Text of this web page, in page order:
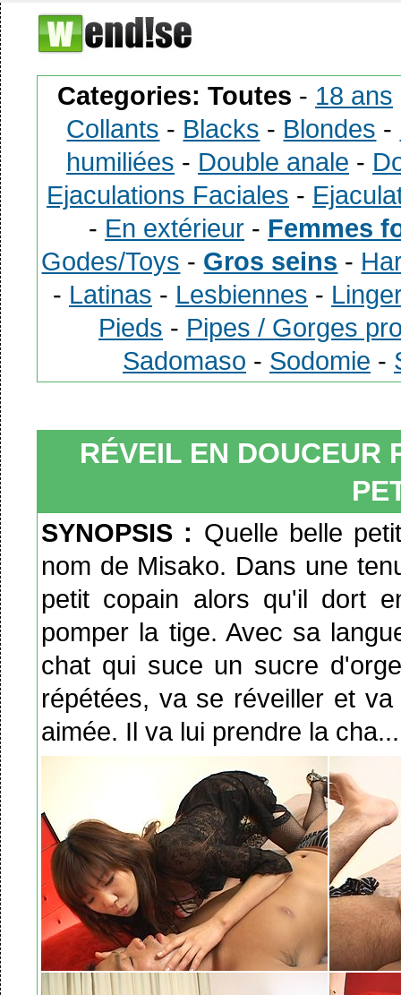
Categories: Toutes - 18 ans
Collants - Blacks - Blondes -
humiliées - Double anale -
Ejaculations Faciales -
- En extérieur - Femmes
Godes/Toys - Gros seins -
- Latinas - Lesbiennes -
Pieds - Pipes / Gorges
Sadomaso - Sodomie -
RÉVEIL EN DOUCEUR
SYNOPSIS : Quelle belle
nom de Misako. Dans une
petit copain alors qu'il dort
pomper la tige. Avec sa
chat qui suce un sucre
répétées, va se réveiller et
aimée. Il va lui prendre la